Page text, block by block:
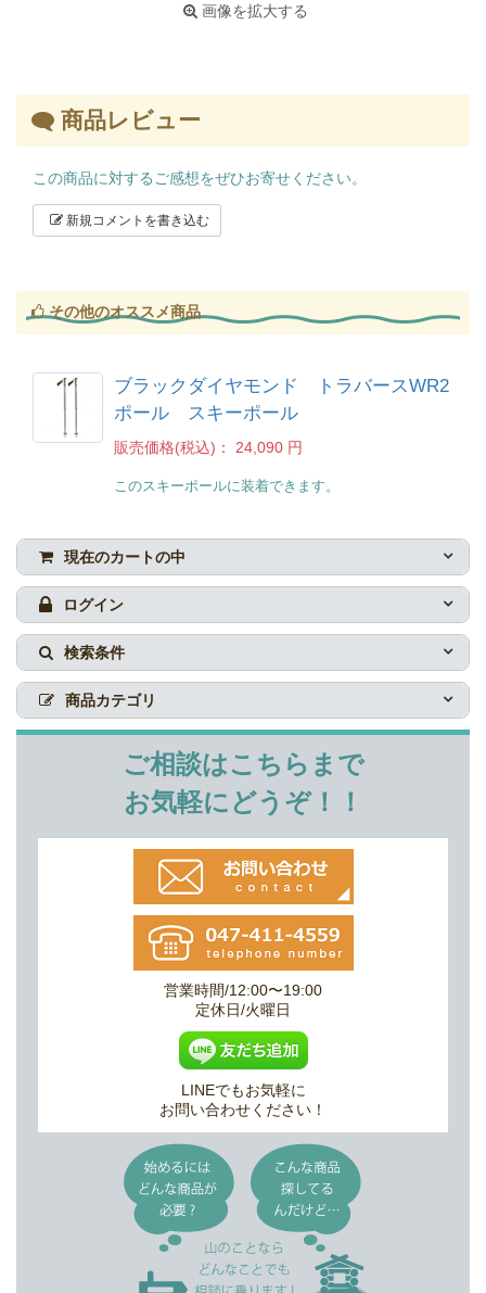
画像を拡大する
商品レビュー
この商品に対するご感想をぜひお寄せください。
新規コメントを書き込む
その他のオススメ商品
ブラックダイヤモンド トラバースWR2
ポール スキーポール
販売価格(税込)： 24,090 円
このスキーポールに装着できます。
現在のカートの中
ログイン
検索条件
商品カテゴリ
ご相談はこちらまで
お気軽にどうぞ！！
営業時間/12:00〜19:00
定休日/火曜日
LINEでもお気軽に
お問い合わせください！